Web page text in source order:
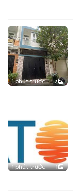
1 phút trước 7
1 phút trước 1